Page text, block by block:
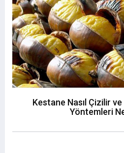
Kestane Nasıl Çizilir
Yöntemleri